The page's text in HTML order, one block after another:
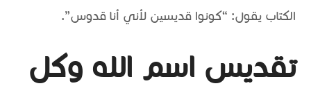
الكتاب يقول: “كونوا قديسين لأني أنا قدوس”.
تقديس اسم الله وكل